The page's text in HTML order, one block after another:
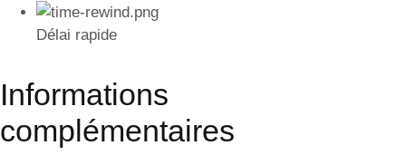
Délai rapide
Informations
complémentaires